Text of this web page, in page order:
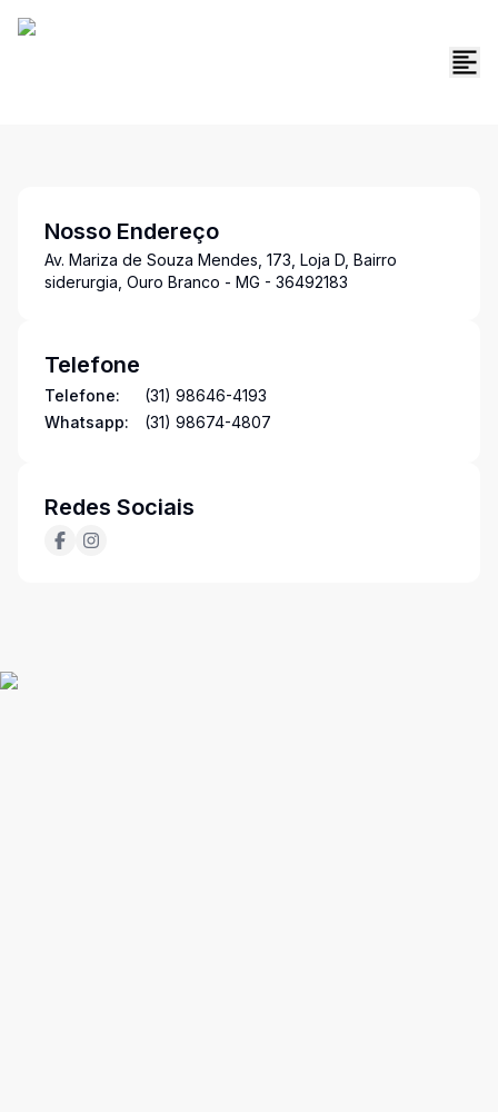
Nosso Endereço
Av. Mariza de Souza Mendes, 173, Loja D, Bairro
siderurgia, Ouro Branco - MG - 36492183
Telefone
Telefone:
(31) 98646-4193
Whatsapp:
(31) 98674-4807
Redes Sociais